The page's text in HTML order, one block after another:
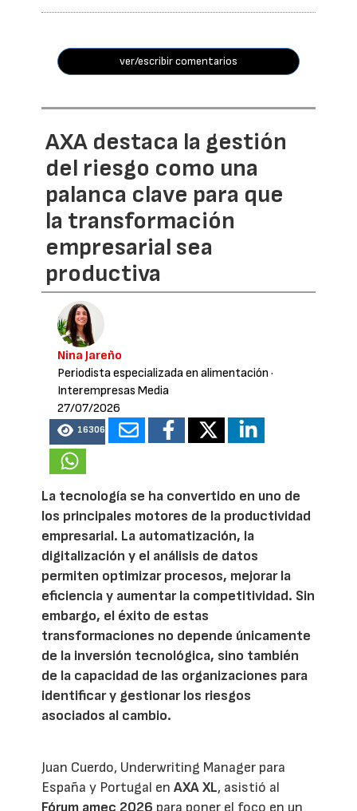
ver/escribir comentarios
AXA destaca la gestión
del riesgo como una
palanca clave para que
la transformación
empresarial sea
productiva
Nina Jareño
Periodista especializada en alimentación ·
Interempresas Media
27/07/2026
16306
La tecnología se ha convertido en uno de
los principales motores de la productividad
empresarial. La automatización, la
digitalización y el análisis de datos
permiten optimizar procesos, mejorar la
eficiencia y aumentar la competitividad. Sin
embargo, el éxito de estas
transformaciones no depende únicamente
de la inversión tecnológica, sino también
de la capacidad de las organizaciones para
identificar y gestionar los riesgos
asociados al cambio.
Juan Cuerdo, Underwriting Manager para
España y Portugal enAXA XL, asistió al
Fórum amec 2026 para poner el foco en un